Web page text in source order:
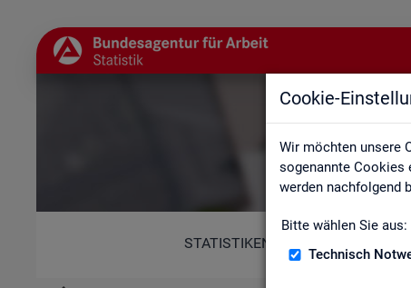
Cookie-
Wir möchten unsere
sogenannte Cookies
werden nachfolgend
Bitte wählen Sie aus:
Technisch
STATISTIKEN